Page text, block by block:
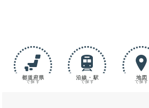
都道府県
で探す
沿線・駅
で探す
地図
で探す